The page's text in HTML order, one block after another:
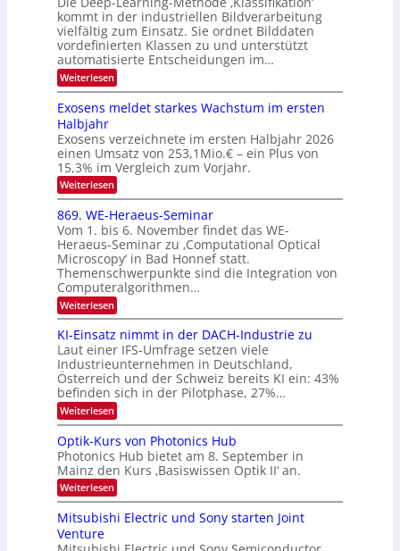
N
T
e
c
h
T
a
k
s
a
u
f
d
e
r
V
S
I
O
N
2
0
2
6
g
z
u
E
l
e
t
r
o
n
k
-
u
n
d
B
i
l
d
v
e
r
a
r
b
e
i
n
kommt in der industriellen Bildverarbeitung
vielfältig zum Einsatz. Sie ordnet Bilddaten
vordefinierten Klassen zu und unterstützt
automatisierte Entscheidungen im…
Weiterlesen:
W
n
d
i
e
K
I
m
i
t
d
e
n
k
t
Exosens meldet starkes Wachstum im ersten
Halbjahr
Exosens verzeichnete im ersten Halbjahr 2026
einen Umsatz von 253,1Mio.€ – ein Plus von
15,3% im Vergleich zum Vorjahr.
Weiterlesen:
E
x
o
s
e
n
s
m
e
l
d
e
t
s
t
a
r
k
e
W
a
c
h
s
u
i
869. WE-Heraeus-Seminar
Vom 1. bis 6. November findet das WE-
Heraeus-Seminar zu ‚Computational Optical
Microscopy‘ in Bad Honnef statt.
Themenschwerpunkte sind die Integration von
Computeralgorithmen…
Weiterlesen:
8
9
.
W
E
-
H
e
r
a
e
u
s
-
S
e
KI-Einsatz nimmt in der DACH-Industrie zu
Laut einer IFS-Umfrage setzen viele
Industrieunternehmen in Deutschland,
Österreich und der Schweiz bereits KI ein: 43%
befinden sich in der Pilotphase, 27%…
Weiterlesen:
K
-
E
i
n
s
t
n
Optik-Kurs von Photonics Hub
Photonics Hub bietet am 8. September in
Mainz den Kurs ‚Basiswissen Optik II‘ an.
Weiterlesen:
O
p
t
Mitsubishi Electric und Sony starten Joint
Venture